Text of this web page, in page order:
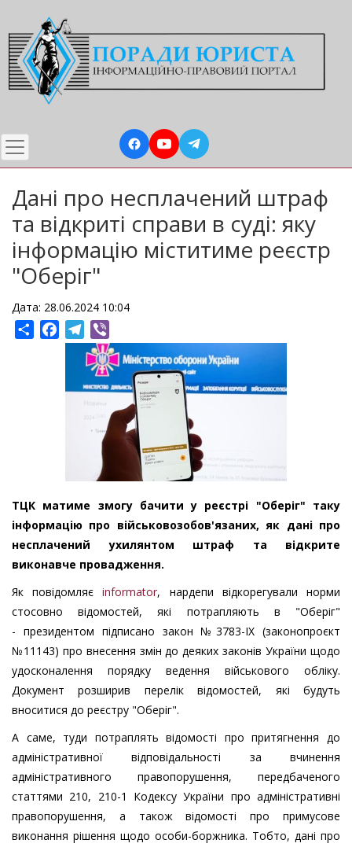
до
основного
вмісту
Дані про несплачений штраф
та відкриті справи в суді: яку
інформацію міститиме реєстр
"Оберіг"
Дата: 28.06.2024 10:04
ShareFacebookTelegram
ТЦК матиме змогу бачити у реєстрі "Оберіг" таку
інформацію про військовозобов'язаних, як дані про
несплачений ухилянтом штраф та відкрите
виконавче провадження.
Як повідомляєinformator, нардепи відкорегували норми
стосовно відомостей, які потрапляють в "Оберіг"
- президентом підписано закон №3783-IX (законопроєкт
№11143) про внесення змін до деяких законів України щодо
удосконалення порядку ведення військового обліку.
Документ розширив перелік відомостей, які будуть
вноситися до реєстру "Оберіг".
А саме, туди потраплять відомості про притягнення до
адміністративної відповідальності за вчинення
адміністративного правопорушення, передбаченого
статтями 210, 210-1 Кодексу України про адміністративні
правопорушення, а також відомості про примусове
виконання рішення щодо особи-боржника. Тобто, дані про